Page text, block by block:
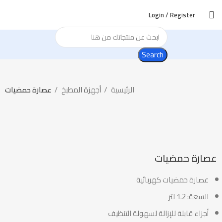
Login / Register
Search
الرئيسية أجهزة المطبخ
عصارة حمضيات
عصارة حمضيات
عصارة حمضيات كهربائية
السعة: 1.2 لتر
أجزاء قابلة للإزالة لسهولة التنظيف